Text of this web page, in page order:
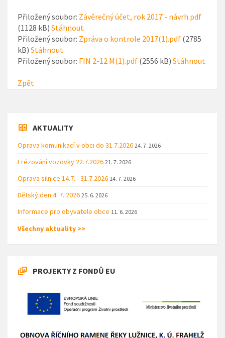
Přiložený soubor: Závěrečný účet, rok 2017 - návrh.pdf
(1128 kB) Stáhnout
Přiložený soubor: Zpráva o kontrole 2017(1).pdf (2785
kB) Stáhnout
Přiložený soubor: FIN 2-12 M(1).pdf (2556 kB) Stáhnout
Zpět
AKTUALITY
Oprava komunikací v obci do 31.7.2026 24. 7. 2026
Frézování vozovky 22.7.2026 21. 7. 2026
Oprava silnice 14.7. - 31.7.2026 14. 7. 2026
Dětský den 4. 7. 2026 25. 6. 2026
Informace pro obyvatele obce 11. 6. 2026
Všechny aktuality >>
PROJEKTY Z FONDŮ EU